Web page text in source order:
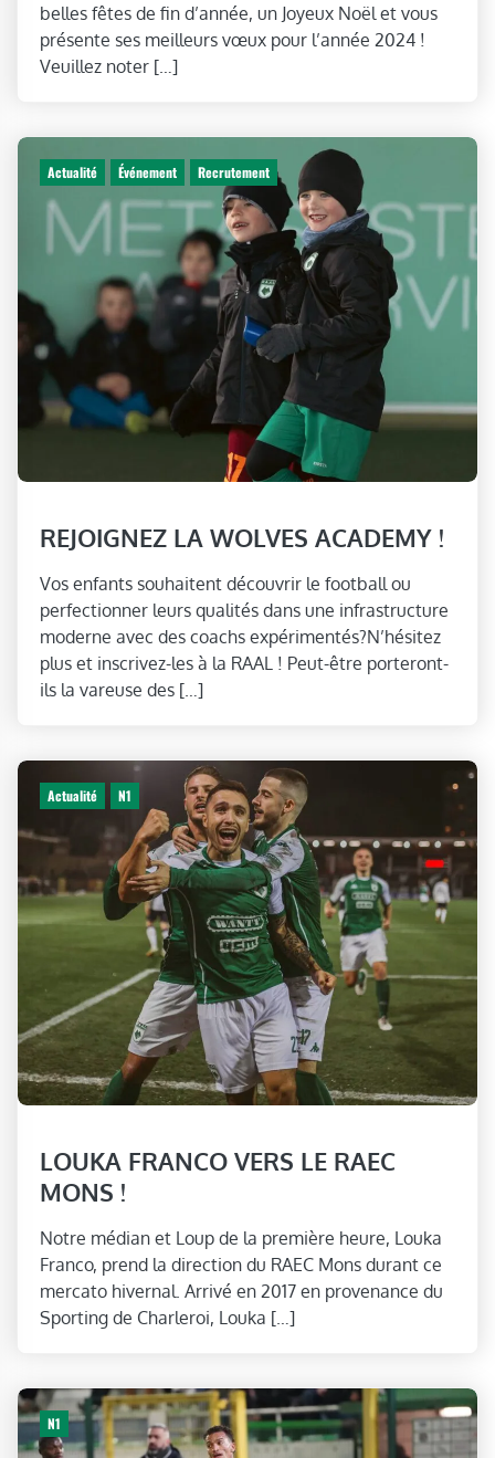
belles fêtes de fin d’année, un Joyeux Noël et vous
présente ses meilleurs vœux pour l’année 2024 !
Veuillez noter […]
Actualité Événement Recrutement
REJOIGNEZ LA WOLVES ACADEMY !
Vos enfants souhaitent découvrir le football ou
perfectionner leurs qualités dans une infrastructure
moderne avec des coachs expérimentés?N’hésitez
plus et inscrivez-les à la RAAL ! Peut-être porteront-
ils la vareuse des […]
Actualité N1
LOUKA FRANCO VERS LE RAEC
MONS !
Notre médian et Loup de la première heure, Louka
Franco, prend la direction du RAEC Mons durant ce
mercato hivernal. Arrivé en 2017 en provenance du
Sporting de Charleroi, Louka […]
N1